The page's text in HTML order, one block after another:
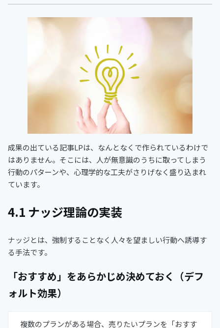
成果の出ている記事LPは、なんとなくで作られているわけで
はありません。そこには、人が無意識のうちに取ってしまう
行動のパターンや、心理学的な工夫がさりげなく盛り込まれ
ています。
4.1 ナッジ理論の実装
ナッジとは、強制することなく人々を望ましい行動へ誘導す
る手法です。
「おすすめ」をあらかじめ決めておく（デフ
ォルト効果）
複数のプランがある場合、売りたいプランを「おすす